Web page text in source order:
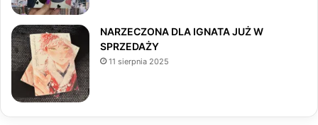
NARZECZONA DLA IGNATA JUŻ W
SPRZEDAŻY
11 sierpnia 2025